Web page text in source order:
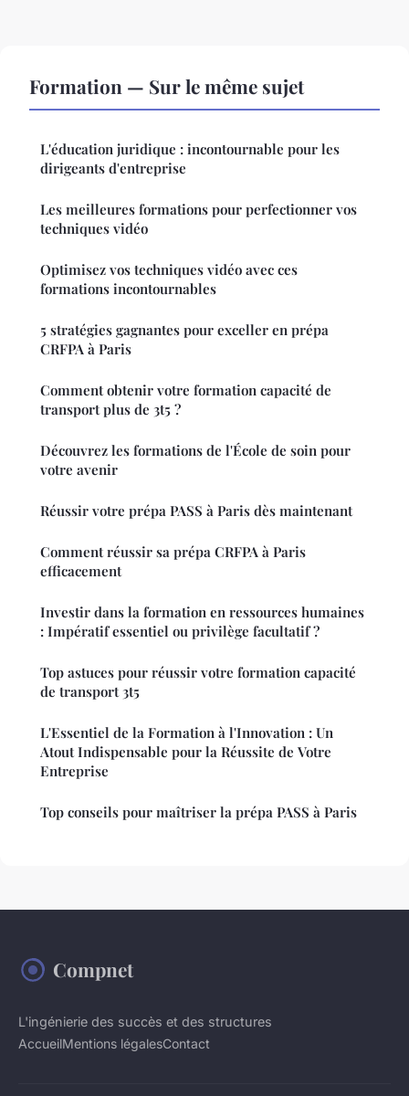
Formation — Sur le même sujet
L'éducation juridique : incontournable pour les
dirigeants d'entreprise
Les meilleures formations pour perfectionner vos
techniques vidéo
Optimisez vos techniques vidéo avec ces
formations incontournables
5 stratégies gagnantes pour exceller en prépa
CRFPA à Paris
Comment obtenir votre formation capacité de
transport plus de 3t5 ?
Découvrez les formations de l'École de soin pour
votre avenir
Réussir votre prépa PASS à Paris dès maintenant
Comment réussir sa prépa CRFPA à Paris
efficacement
Investir dans la formation en ressources humaines
: Impératif essentiel ou privilège facultatif ?
Top astuces pour réussir votre formation capacité
de transport 3t5
L'Essentiel de la Formation à l'Innovation : Un
Atout Indispensable pour la Réussite de Votre
Entreprise
Top conseils pour maîtriser la prépa PASS à Paris
Compnet
L'ingénierie des succès et des structures
AccueilMentions légalesContact